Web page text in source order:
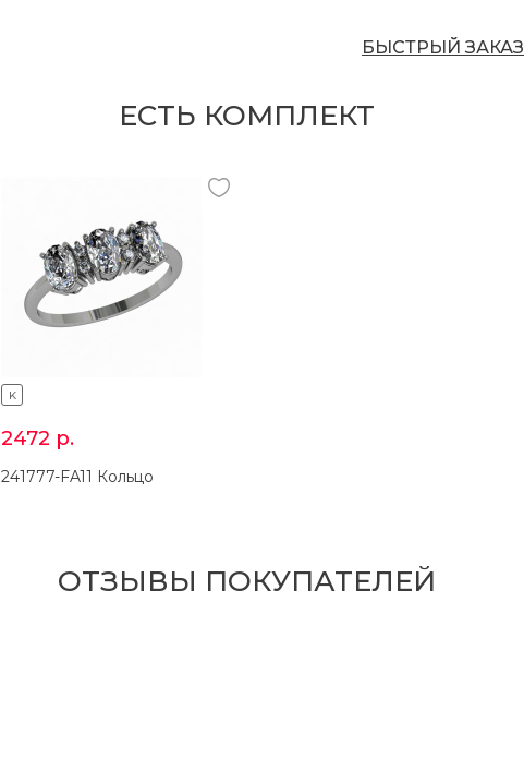
БЫСТРЫЙ ЗАКАЗ
ЕСТЬ КОМПЛЕКТ
K
2472 р.
241777-FA11 Кольцо
ОТЗЫВЫ ПОКУПАТЕЛЕЙ